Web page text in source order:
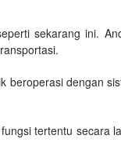
sekarang ini.
beroperasi dengan
tertentu secara